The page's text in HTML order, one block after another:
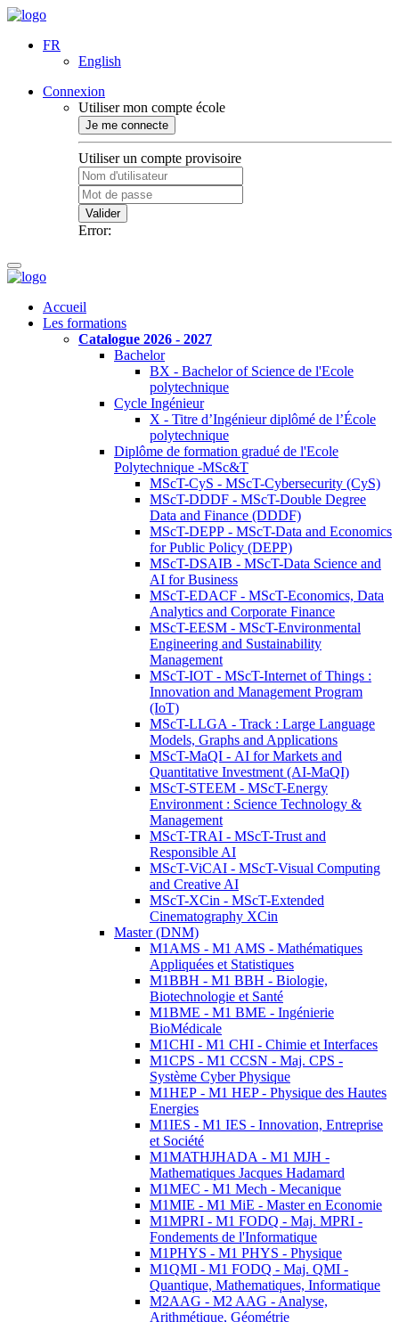
FR
English
Connexion
Utiliser mon compte école
Je me connecte
Utiliser un compte provisoire
Valider
Error:
Accueil
Les formations
Catalogue 2026 - 2027
Bachelor
BX - Bachelor of Science de l'Ecole
polytechnique
Cycle Ingénieur
X - Titre d’Ingénieur diplômé de l’École
polytechnique
Diplôme de formation gradué de l'Ecole
Polytechnique -MSc&T
MScT-CyS - MScT-Cybersecurity (CyS)
MScT-DDDF - MScT-Double Degree
Data and Finance (DDDF)
MScT-DEPP - MScT-Data and Economics
for Public Policy (DEPP)
MScT-DSAIB - MScT-Data Science and
AI for Business
MScT-EDACF - MScT-Economics, Data
Analytics and Corporate Finance
MScT-EESM - MScT-Environmental
Engineering and Sustainability
Management
MScT-IOT - MScT-Internet of Things :
Innovation and Management Program
(IoT)
MScT-LLGA - Track : Large Language
Models, Graphs and Applications
MScT-MaQI - AI for Markets and
Quantitative Investment (AI-MaQI)
MScT-STEEM - MScT-Energy
Environment : Science Technology &
Management
MScT-TRAI - MScT-Trust and
Responsible AI
MScT-ViCAI - MScT-Visual Computing
and Creative AI
MScT-XCin - MScT-Extended
Cinematography XCin
Master (DNM)
M1AMS - M1 AMS - Mathématiques
Appliquées et Statistiques
M1BBH - M1 BBH - Biologie,
Biotechnologie et Santé
M1BME - M1 BME - Ingénierie
BioMédicale
M1CHI - M1 CHI - Chimie et Interfaces
M1CPS - M1 CCSN - Maj. CPS -
Système Cyber Physique
M1HEP - M1 HEP - Physique des Hautes
Energies
M1IES - M1 IES - Innovation, Entreprise
et Société
M1MATHJHADA - M1 MJH -
Mathematiques Jacques Hadamard
M1MEC - M1 Mech - Mecanique
M1MIE - M1 MiE - Master en Economie
M1MPRI - M1 FODQ - Maj. MPRI -
Fondements de l'Informatique
M1PHYS - M1 PHYS - Physique
M1QMI - M1 FODQ - Maj. QMI -
Quantique, Mathematiques, Informatique
M2AAG - M2 AAG - Analyse,
Arithmétique, Géométrie